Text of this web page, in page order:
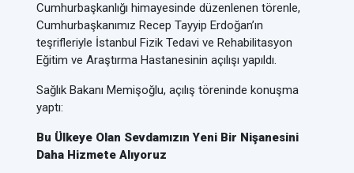
Cumhurbaşkanlığı himayesinde düzenlenen törenle,
Cumhurbaşkanımız Recep Tayyip Erdoğan’ın
teşrifleriyle İstanbul Fizik Tedavi ve Rehabilitasyon
Eğitim ve Araştırma Hastanesinin açılışı yapıldı.
Sağlık Bakanı Memişoğlu, açılış töreninde konuşma
yaptı:
Bu Ülkeye Olan Sevdamızın Yeni Bir Nişanesini
Daha Hizmete Alıyoruz